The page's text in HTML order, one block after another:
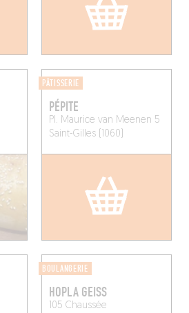
PÂTISSERIE
PÉPITE
Pl. Maurice van Meenen 5
Saint-Gilles (1060)
BOULANGERIE
HOPLA GEISS
105 Chaussée